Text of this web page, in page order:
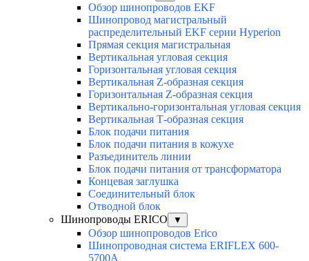
Обзор шинопроводов EKF
Шинопровод магистральный
распределительный EKF серии Hyperion
Прямая секция магистральная
Вертикальная угловая секция
Горизонтальная угловая секция
Вертикальная Z-образная секция
Горизонтальная Z-образная секция
Вертикально-горизонтальная угловая секция
Вертикальная Т-образная секция
Блок подачи питания
Блок подачи питания в кожухе
Разъединитель линии
Блок подачи питания от трансформатора
Концевая заглушка
Соединительный блок
Отводной блок
Шинопроводы ERICO
▼
Обзор шинопроводов Erico
Шинопроводная система ERIFLEX 600-
5700A